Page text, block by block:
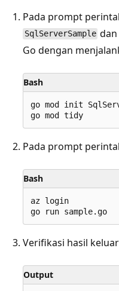
Pada prompt
SqlServerSample
Go dengan
Bash
go mod init
Pada prompt
Bash
az login
Verifikasi hasil
Output